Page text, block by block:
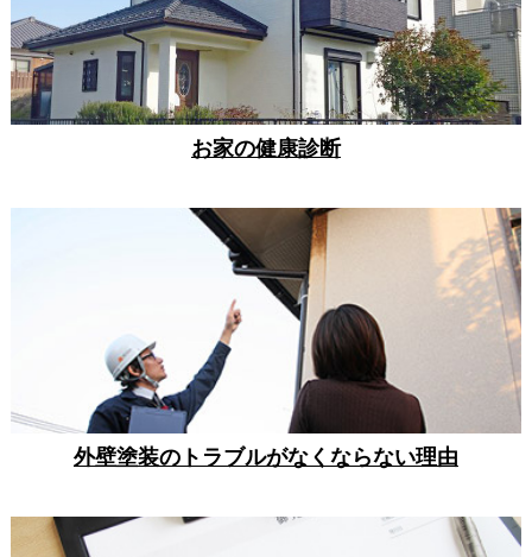
お家の健康診断
外壁塗装のトラブルがなくならない理由